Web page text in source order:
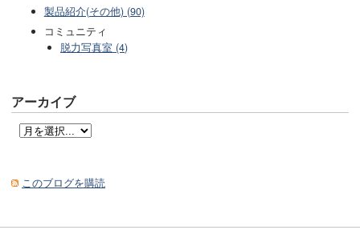
製品紹介(その他) (90)
コミュニティ
脱力写真室 (4)
アーカイブ
このブログを購読